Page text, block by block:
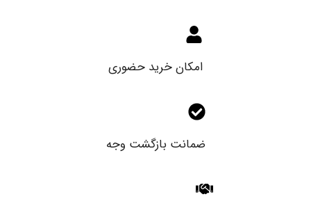
امکان خرید حضوری
ضمانت بازگشت وجه